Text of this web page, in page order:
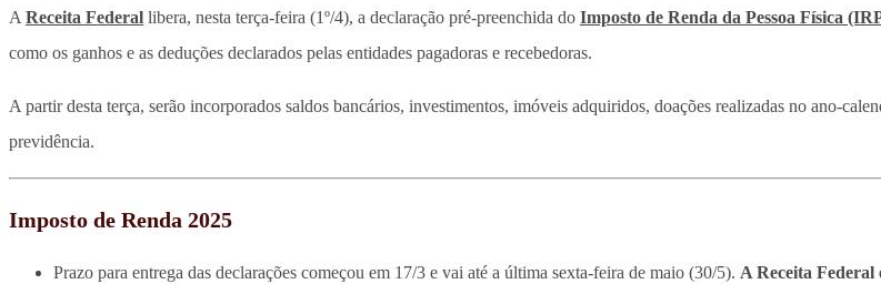
A Receita Federal libera, nesta terça-feira (1º/4), a declaração pré-preenchida do Imposto de Renda da Pessoa Física
como os ganhos e as deduções declarados pelas entidades pagadoras e recebedoras.
A partir desta terça, serão incorporados saldos bancários, investimentos, imóveis adquiridos, doações realizadas no ano-
previdência.
Imposto de Renda 2025
Prazo para entrega das declarações começou em 17/3 e vai até a última sexta-feira de maio (30/5). A Receita Federal